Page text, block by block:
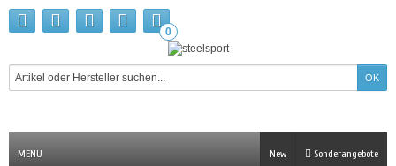
0
MENU Sonderangebote
New